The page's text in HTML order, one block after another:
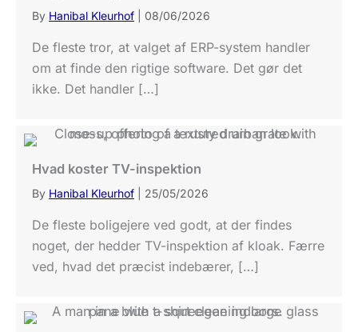
By Hanibal Kleurhof 08/06/2026
De fleste tror, at valget af ERP-system handler
om at finde den rigtige software. Det gør det
ikke. Det handler […]
Hvad koster TV-inspektion
By Hanibal Kleurhof 25/05/2026
De fleste boligejere ved godt, at der findes
noget, der hedder TV-inspektion af kloak. Færre
ved, hvad det præcist indebærer, […]